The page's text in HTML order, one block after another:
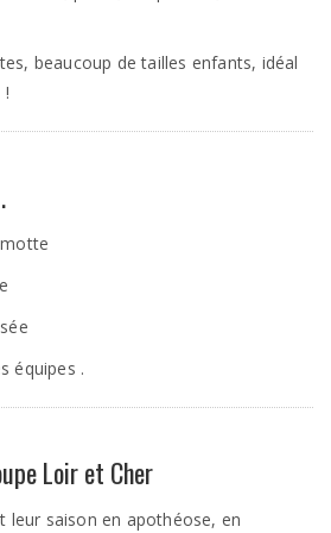
beaucoup de tailles enfants, idéal
équipes .
Loir et Cher
leur saison en apothéose, en